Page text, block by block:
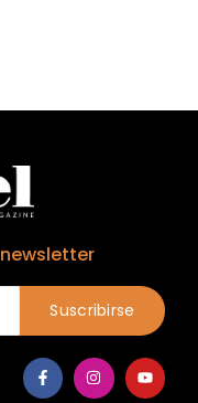
Suscribirse